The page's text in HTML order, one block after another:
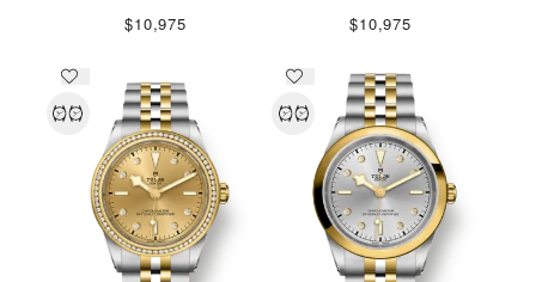
$10,975
$10,975